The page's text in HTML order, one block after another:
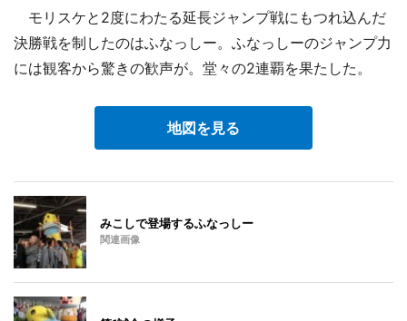
モリスケと2度にわたる延長ジャンプ戦にもつれ込んだ
決勝戦を制したのはふなっしー。ふなっしーのジャンプ力
には観客から驚きの歓声が。堂々の2連覇を果たした。
地図を見る
みこしで登場するふなっしー
関連画像